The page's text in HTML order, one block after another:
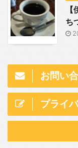
ち
お問い
プライ